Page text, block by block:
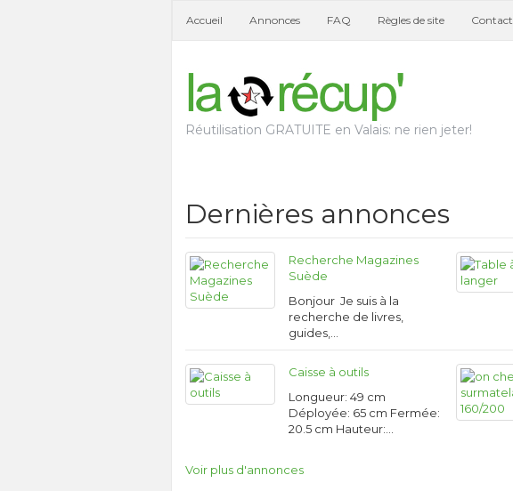
Accueil Annonces FAQ Règles de site Contact
Réutilisation GRATUITE en Valais: ne rien jeter!
Dernières annonces
Recherche Magazines
Suède
Bonjour Je suis à la
recherche de livres,
guides,…
Caisse à outils
Longueur: 49 cm
Déployée: 65 cm Fermée:
20.5 cm Hauteur:…
Voir plus d'annonces